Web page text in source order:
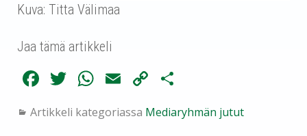
Kuva: Titta Välimaa
Jaa tämä artikkeli
Fa
bo
T
tte
W
ts
E
ail
C
y
e
Artikkeli kategoriassa Mediaryhmän jutut